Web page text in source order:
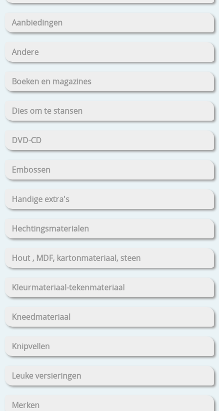
Aanbiedingen
Andere
Boeken en magazines
Dies om te stansen
DVD-CD
Embossen
Handige extra's
Hechtingsmaterialen
Hout , MDF, kartonmateriaal, steen
Kleurmateriaal-tekenmateriaal
Kneedmateriaal
Knipvellen
Leuke versieringen
Merken